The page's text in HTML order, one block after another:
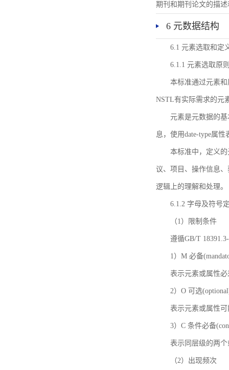
期刊和期刊论文的描
6 元数据结构
6.1 元素选取和定
6.1.1 元素选取原
本标准通过元素
NSTL有实际需求的元
元素是元数据的
息，使用date-type属
本标准中，定义
议、项目、操作信息
逻辑上的理解和处理。
6.1.2 字母及符号
（1）限制条件
遵循GB/T
1）M 必备
表示元素或属性
2）O 可选
表示元素或属性
3）C 条件必备
表示同层级的两
（2）出现频次